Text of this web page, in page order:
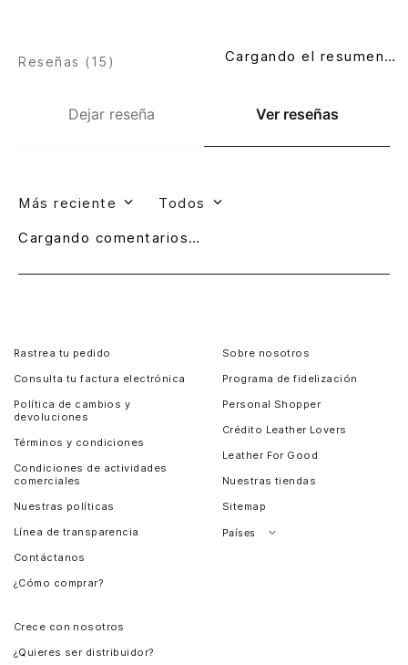
Dejar reseña Ver reseñas
Reseñas (15 ) Cargando el resumen…
Más reciente Todos
Cargando comentarios…
Rastrea tu pedido
Consulta tu factura electrónica
Política de cambios y
devoluciones
Términos y condiciones
Condiciones de actividades
comerciales
Nuestras políticas
Línea de transparencia
Contáctanos
¿Cómo comprar?
Sobre nosotros
Programa de fidelización
Personal Shopper
Crédito Leather Lovers
Leather For Good
Nuestras tiendas
Sitemap
Países
Crece con nosotros
¿Quieres ser distribuidor?